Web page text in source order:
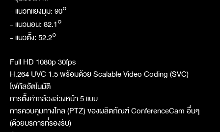
- แนวทแยงมุม: 90°
- แนวนอน: 82.1°
- แนวตั้ง: 52.2°
Full HD 1080p 30fps
H.264 UVC 1.5 พร้อมด้วย Scalable Video Coding (SVC)
โฟกัสอัตโนมัติ
การตั้งค่ากล้องล่วงหน้า 5 แบบ
การควบคุมทางไกล (PTZ) ของผลิตภัณฑ์ ConferenceCam อื่นๆ
(ด้วยบริการที่รองรับ)